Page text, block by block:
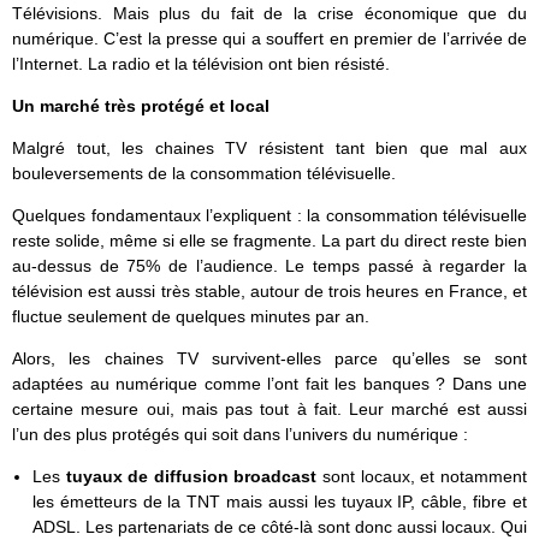
Télévisions. Mais plus du fait de la crise économique que du
numérique. C’est la presse qui a souffert en premier de l’arrivée de
l’Internet. La radio et la télévision ont bien résisté.
Un marché très protégé et local
Malgré tout, les chaines TV résistent tant bien que mal aux
bouleversements de la consommation télévisuelle.
Quelques fondamentaux l’expliquent : la consommation télévisuelle
reste solide, même si elle se fragmente. La part du direct reste bien
au-dessus de 75% de l’audience. Le temps passé à regarder la
télévision est aussi très stable, autour de trois heures en France, et
fluctue seulement de quelques minutes par an.
Alors, les chaines TV survivent-elles parce qu’elles se sont
adaptées au numérique comme l’ont fait les banques ? Dans une
certaine mesure oui, mais pas tout à fait. Leur marché est aussi
l’un des plus protégés qui soit dans l’univers du numérique :
Les tuyaux de diffusion broadcastsont locaux, et notamment
les émetteurs de la TNT mais aussi les tuyaux IP, câble, fibre et
ADSL. Les partenariats de ce côté-là sont donc aussi locaux. Qui